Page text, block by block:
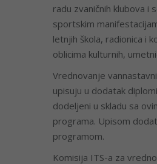
radu zvaničnih klubova i
sportskim
letnjih škola, radionica i
oblicima kulturnih,
Vrednovanje
upisuju u dodatak
dodeljeni u skladu sa
programa. Upisom
programom.
Komisija ITS-a za